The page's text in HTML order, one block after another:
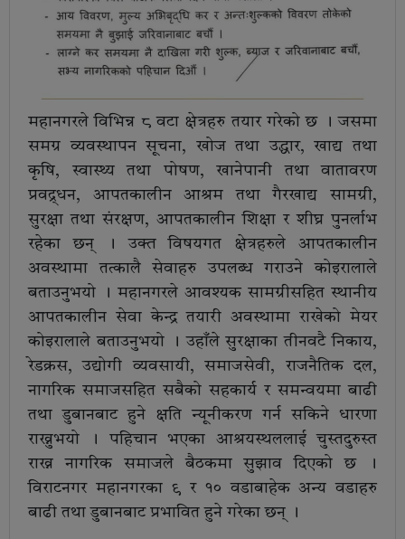
महानगरले विभिन्न ८ वटा क्षेत्रहरु तयार गरेको छ । जसमा
समग्र व्यवस्थापन सूचना, खोज तथा उद्धार, खाद्य तथा
कृषि, स्वास्थ्य तथा पोषण, खानेपानी तथा वातावरण
प्रवद्र्धन, आपतकालीन आश्रम तथा गैरखाद्य सामग्री,
सुरक्षा तथा संरक्षण, आपतकालीन शिक्षा र शीघ्र पुनर्लाभ
रहेका छन् । उक्त विषयगत क्षेत्रहरुले आपतकालीन
अवस्थामा तत्कालै सेवाहरु उपलब्ध गराउने कोइरालाले
बताउनुभयो । महानगरले आवश्यक सामग्रीसहित स्थानीय
आपतकालीन सेवा केन्द्र तयारी अवस्थामा राखेको मेयर
कोइरालाले बताउनुभयो । उहाँले सुरक्षाका तीनवटै निकाय,
रेडक्रस, उद्योगी व्यवसायी, समाजसेवी, राजनैतिक दल,
नागरिक समाजसहित सबैको सहकार्य र समन्वयमा बाढी
तथा डुबानबाट हुने क्षति न्यूनीकरण गर्न सकिने धारणा
राख्नुभयो । पहिचान भएका आश्रयस्थललाई चुस्तदुरुस्त
राख्न नागरिक समाजले बैठकमा सुझाव दिएको छ ।
विराटनगर महानगरका ९ र १० वडाबाहेक अन्य वडाहरु
बाढी तथा डुबानबाट प्रभावित हुने गरेका छन् ।